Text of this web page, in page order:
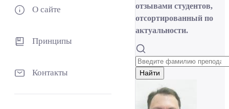
О сайте
Принципы
Контакты
отзывами студентов,
отсортированный по
актуальности.
Найти